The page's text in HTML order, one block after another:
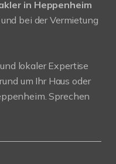
in Heppenheim
bei der Vermietung
lokaler Expertise
um Ihr Haus oder
Sprechen